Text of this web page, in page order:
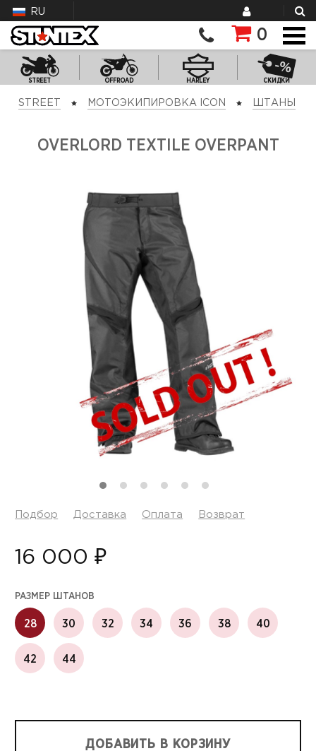
RU
0
STREET OFFROAD HARLEY СКИДКИ
STREET МОТОЭКИПИРОВКА ICON ШТАНЫ
OVERLORD TEXTILE OVERPANT
Подбор Доставка Оплата Возврат
16 000 ₽
РАЗМЕР ШТАНОВ
28 30 32 34 36 38 40
42 44
ДОБАВИТЬ В КОРЗИНУ